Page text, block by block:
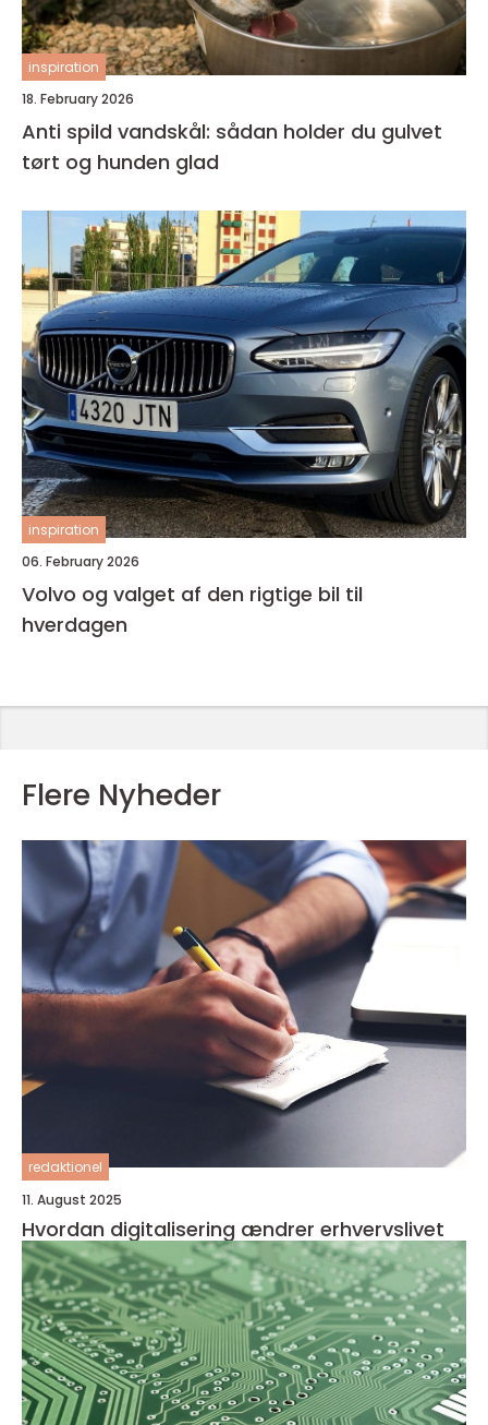
inspiration
18. February 2026
Anti spild vandskål: sådan holder du gulvet
tørt og hunden glad
inspiration
06. February 2026
Volvo og valget af den rigtige bil til
hverdagen
Flere Nyheder
redaktionel
11. August 2025
Hvordan digitalisering ændrer erhvervslivet